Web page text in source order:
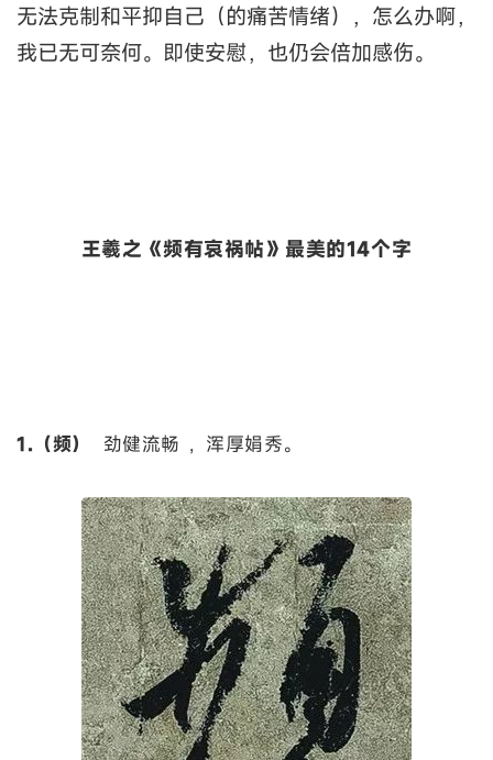
无法克制和平抑自己（的痛苦情绪），怎么办啊，
我已无可奈何。即使安慰，也仍会倍加感伤。
王羲之《频有哀祸帖》最美的14个字
1.（频） 劲健流畅 ，浑厚娟秀。